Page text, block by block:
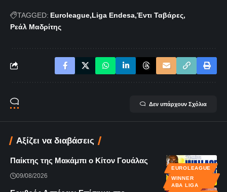
TAGGED: Euroleague Liga Endesa Έντι Ταβάρες
Ρεάλ Μαδρίτης
Δεν υπάρχουν Σχόλια
Αξίζει να διαβάσεις
EUROLEAGUE
WINNER
LEAGUE
Παίκτης της Μακάμπι ο Κίτον Γουάλας
09/08/2026
ABA LIGA